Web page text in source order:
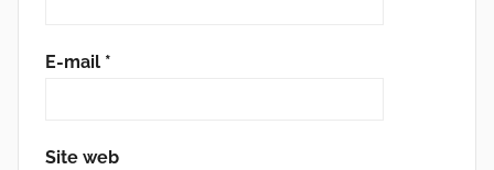
E-mail *
Site web